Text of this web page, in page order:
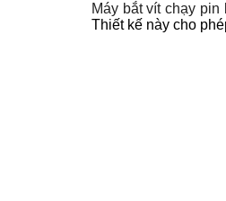
Máy bắt vítchạy pin
Thiết kế này cho